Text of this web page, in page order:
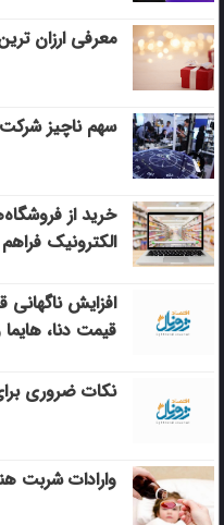
معرفی ارزان
سهم ناچیز
خرید از
الکترونیک
افزایش
قیمت دنا، هایما
نکات ضروری
وارادات شربت